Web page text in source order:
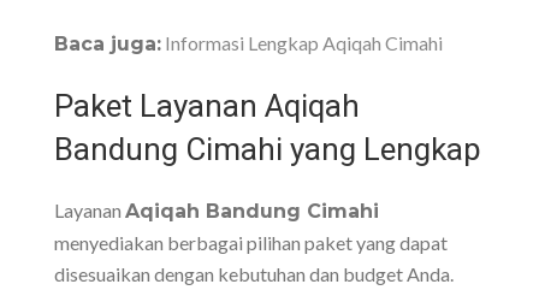
Baca juga: Informasi Lengkap Aqiqah Cimahi
Paket Layanan Aqiqah
Bandung Cimahi yang Lengkap
Layanan Aqiqah Bandung Cimahi
menyediakan berbagai pilihan paket yang dapat
disesuaikan dengan kebutuhan dan budget Anda.